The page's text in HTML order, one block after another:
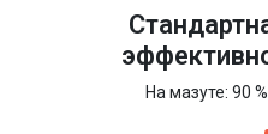
На мазуте: 90